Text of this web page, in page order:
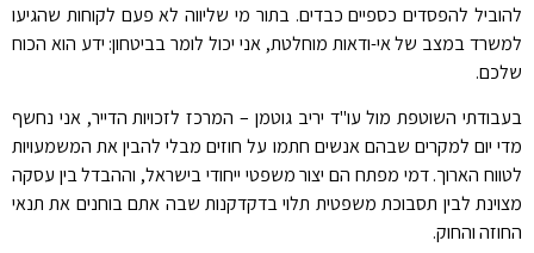
להוביל להפסדים כספיים כבדים. בתור מי שליווה לא פעם לקוחות שהגיעו
למשרד במצב של אי-ודאות מוחלטת, אני יכול לומר בביטחון: ידע הוא הכוח
שלכם.
בעבודתי השוטפת מול עו"ד יריב גוטמן – המרכז לזכויות הדייר, אני נחשף
מדי יום למקרים שבהם אנשים חתמו על חוזים מבלי להבין את המשמעויות
לטווח הארוך. דמי מפתח הם יצור משפטי ייחודי בישראל, וההבדל בין עסקה
מצוינת לבין תסבוכת משפטית תלוי בדקדקנות שבה אתם בוחנים את תנאי
החוזה והחוק.